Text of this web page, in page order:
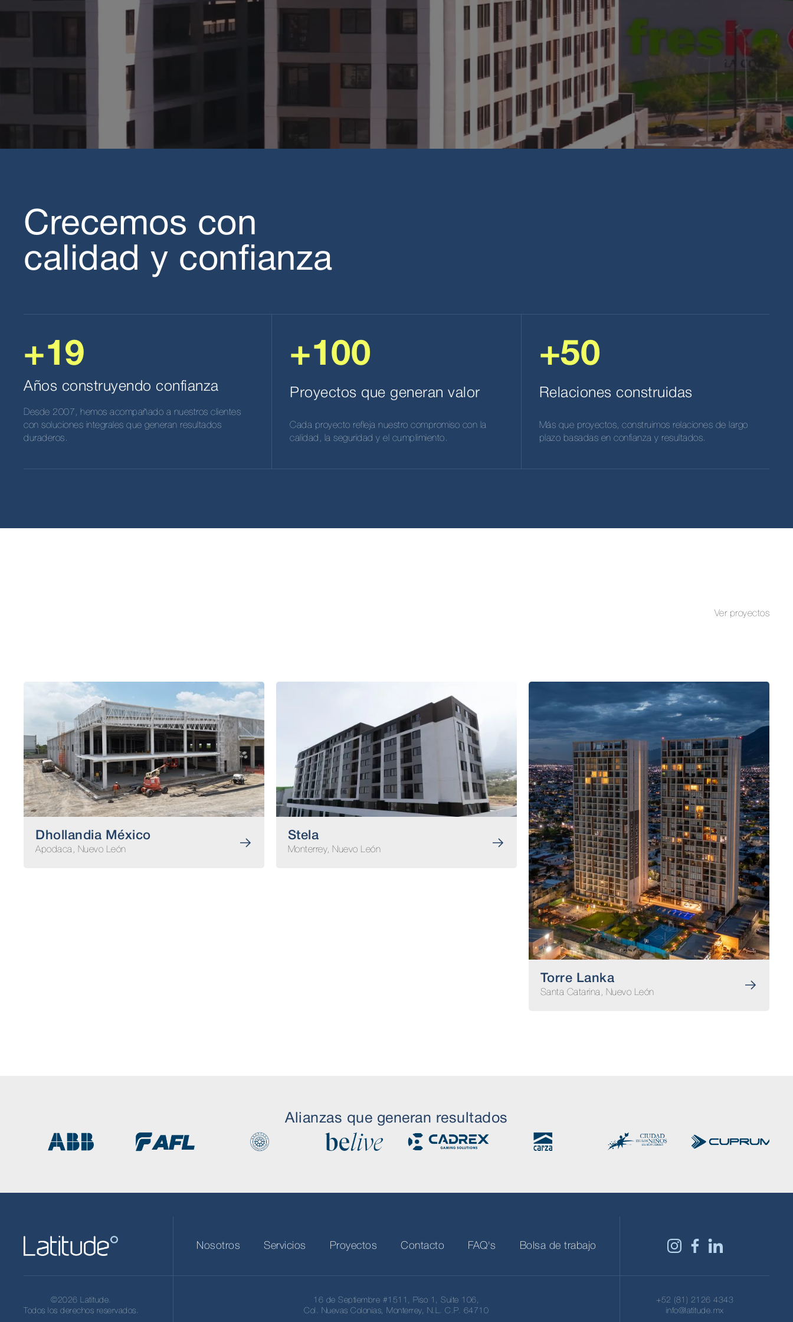
Crecemos con
calidad y confianza
+19
Años construyendo confianza
Desde 2007, hemos acompañado a nuestros clientes
con soluciones integrales que generan resultados
duraderos.
+100
Proyectos que generan valor
Cada proyecto refleja nuestro compromiso con la
calidad, la seguridad y el cumplimiento.
+50
Relaciones construidas
Más que proyectos, construimos relaciones de largo
plazo basadas en confianza y resultados.
Ver proyectos
Dhollandia México
Apodaca, Nuevo León
Stela
Monterrey, Nuevo León
Torre Lanka
Santa Catarina, Nuevo León
Alianzas que generan resultados
Nosotros Servicios Proyectos Contacto FAQ's Bolsa de trabajo
©2026 Latitude.
Todos los derechos reservados.
16 de Septiembre #1511, Piso 1, Suite 106,
Col. Nuevas Colonias, Monterrey, N.L. C.P. 64710
+52 (81) 2126 4343
info@latitude.mx